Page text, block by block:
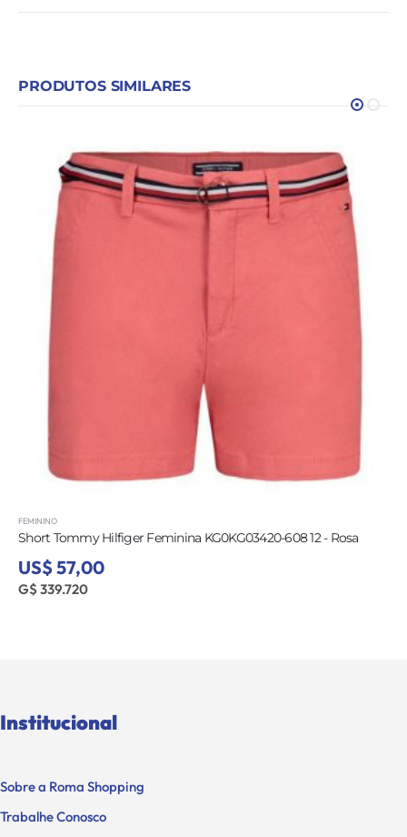
PRODUTOS SIMILARES
Tommy Hilfiger Feminina KG0KG03420-608 12 - Rosa
57,00
339.720
Institucional
Sobre a Roma Shopping
Trabalhe Conosco